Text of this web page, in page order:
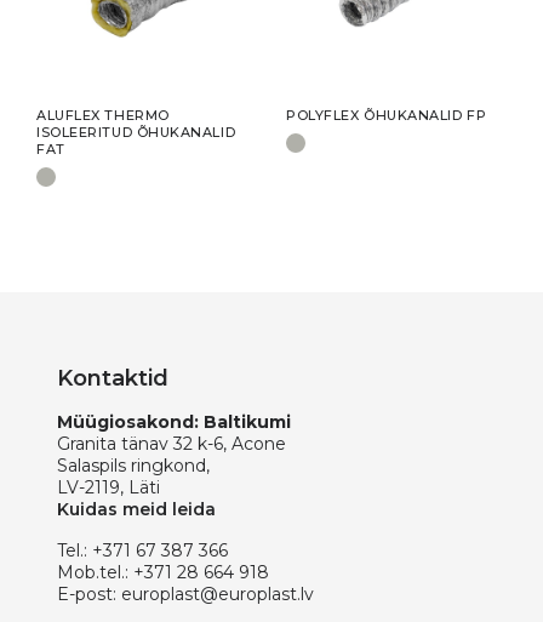
ALUFLEX THERMO
ISOLEERITUD ÕHUKANALID
FAT
POLYFLEX ÕHUKANALID FP
Kontaktid
Müügiosakond: Baltikumi
Granita tänav 32 k-6, Acone
Salaspils ringkond,
LV-2119, Läti
Kuidas meid leida
Tel.: +371 67 387 366
Mob.tel.: +371 28 664 918
E-post: europlast@europlast.lv